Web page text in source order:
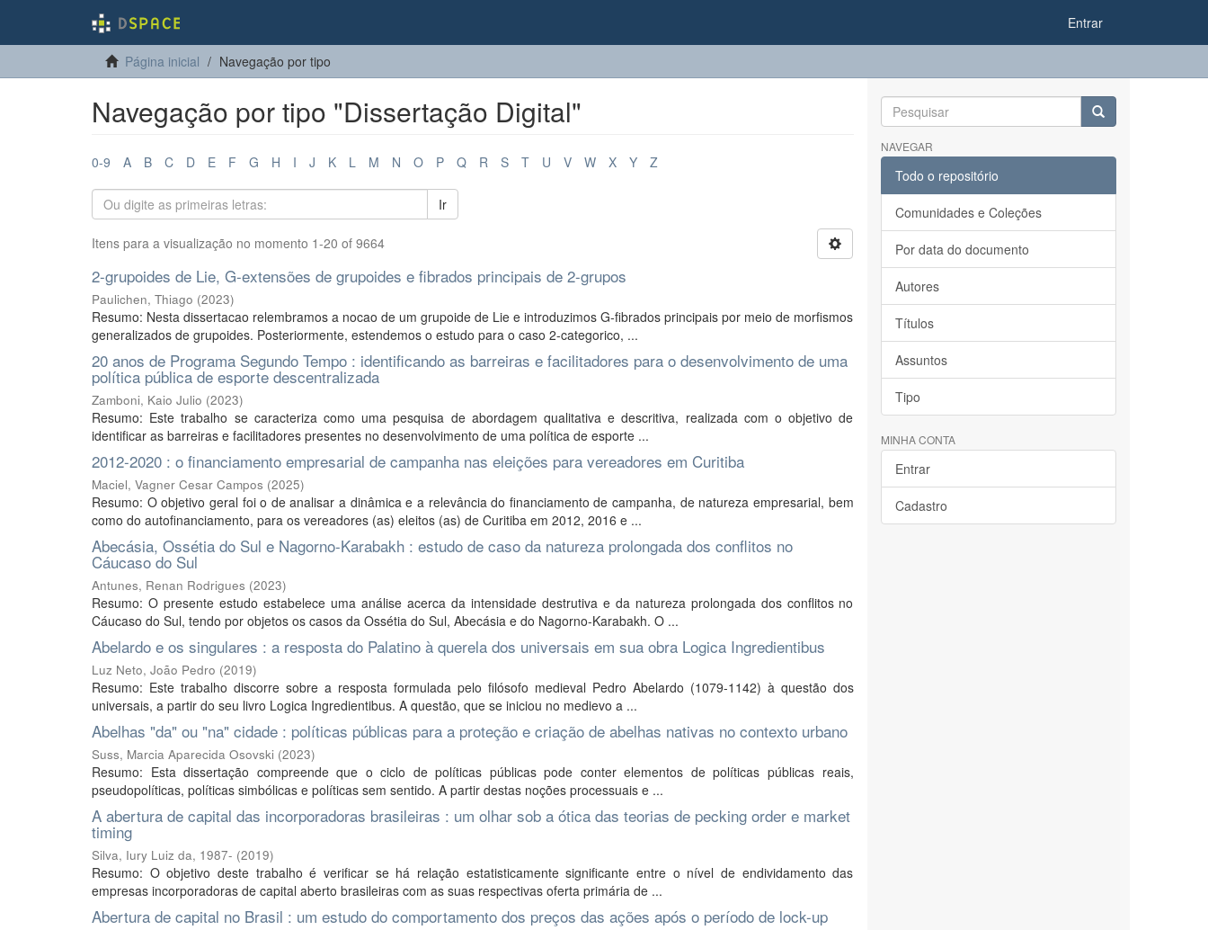
Entrar
Página inicial Navegação por tipo
Navegação por tipo "Dissertação Digital"
0-9 A B C D E F G H I J K L M N O P Q R S T U V W X Y Z
Ir
Itens para a visualização no momento 1-20 of 9664
2-grupoides de Lie, G-extensões de grupoides e fibrados principais de 2-grupos
Paulichen, Thiago (2023)
Resumo: Nesta dissertacao relembramos a nocao de um grupoide de Lie e introduzimos G-fibrados principais por meio de morfismos
generalizados de grupoides. Posteriormente, estendemos o estudo para o caso 2-categorico, ...
20 anos de Programa Segundo Tempo : identificando as barreiras e facilitadores para o desenvolvimento de uma
política pública de esporte descentralizada
Zamboni, Kaio Julio (2023)
Resumo: Este trabalho se caracteriza como uma pesquisa de abordagem qualitativa e descritiva, realizada com o objetivo de
identificar as barreiras e facilitadores presentes no desenvolvimento de uma política de esporte ...
2012-2020 : o financiamento empresarial de campanha nas eleições para vereadores em Curitiba
Maciel, Vagner Cesar Campos (2025)
Resumo: O objetivo geral foi o de analisar a dinâmica e a relevância do financiamento de campanha, de natureza empresarial, bem
como do autofinanciamento, para os vereadores (as) eleitos (as) de Curitiba em 2012, 2016 e ...
Abecásia, Ossétia do Sul e Nagorno-Karabakh : estudo de caso da natureza prolongada dos conflitos no
Cáucaso do Sul
Antunes, Renan Rodrigues (2023)
Resumo: O presente estudo estabelece uma análise acerca da intensidade destrutiva e da natureza prolongada dos conflitos no
Cáucaso do Sul, tendo por objetos os casos da Ossétia do Sul, Abecásia e do Nagorno-Karabakh. O ...
Abelardo e os singulares : a resposta do Palatino à querela dos universais em sua obra Logica Ingredientibus
Luz Neto, João Pedro (2019)
Resumo: Este trabalho discorre sobre a resposta formulada pelo filósofo medieval Pedro Abelardo (1079-1142) à questão dos
universais, a partir do seu livro Logica Ingredientibus. A questão, que se iniciou no medievo a ...
Abelhas "da" ou "na" cidade : políticas públicas para a proteção e criação de abelhas nativas no contexto urbano
Suss, Marcia Aparecida Osovski (2023)
Resumo: Esta dissertação compreende que o ciclo de políticas públicas pode conter elementos de políticas públicas reais,
pseudopolíticas, políticas simbólicas e políticas sem sentido. A partir destas noções processuais e ...
A abertura de capital das incorporadoras brasileiras : um olhar sob a ótica das teorias de pecking order e market
timing
Silva, Iury Luiz da, 1987- (2019)
Resumo: O objetivo deste trabalho é verificar se há relação estatisticamente significante entre o nível de endividamento das
empresas incorporadoras de capital aberto brasileiras com as suas respectivas oferta primária de ...
Abertura de capital no Brasil : um estudo do comportamento dos preços das ações após o período de lock-up
NAVEGAR
Todo o repositório
Comunidades e Coleções
Por data do documento
Autores
Títulos
Assuntos
Tipo
MINHA CONTA
Entrar
Cadastro